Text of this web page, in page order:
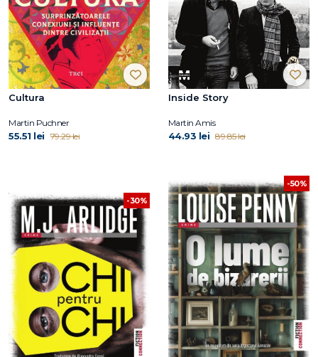
Cultura
Martin Puchner
55.51 lei 79.29 lei
Inside Story
Martin Amis
44.93 lei 89.85 lei
-30%
-50%